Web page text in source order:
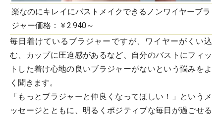
楽なのにキレイにバストメイクできるノンワイヤーブラ
ジャー価格：￥2.940～
毎日着けているブラジャーですが、ワイヤーがくい込
む、カップに圧迫感があるなど、自分のバストにフィッ
トした着け心地の良いブラジャーがないという悩みをよ
く聞きます。
「もっとブラジャーと仲良くなってほしい！」というメ
ッセージとともに、明るくポジティブな毎日が過ごせる